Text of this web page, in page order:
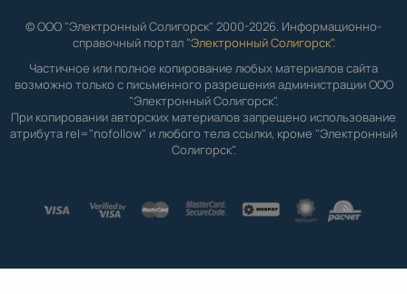
© ООО "Электронный Солигорск" 2000-2026. Информационно-
справочный портал "Электронный Солигорск".
Частичное или полное копирование любых материалов сайта
возможно только с письменного разрешения администрации ООО
"Электронный Солигорск".
При копировании авторских материалов запрещено использование
атрибута rel="nofollow" и любого тела ссылки, кроме "Электронный
Солигорск".